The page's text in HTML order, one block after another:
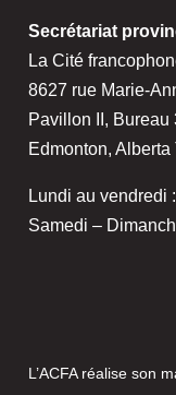
Secrétariat
La Cité
8627 rue Marie-
Pavillon II, Bureau
Edmonton, Alberta
Lundi au vendredi
Samedi –
L’ACFA réalise son